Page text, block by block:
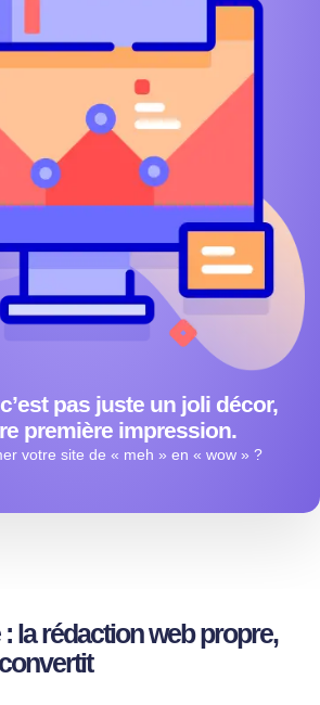
pas juste un joli décor,
première impression.
votre site de « meh » en « wow » ?
la rédaction web propre,